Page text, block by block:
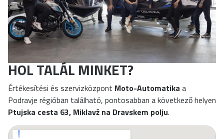
HOL TALÁL MINKET?
Értékesítési és szervizközpont Moto-Automatika a
Podravje régióban található, pontosabban a következő helyen
Ptujska cesta 63, Miklavž na Dravskem polju.